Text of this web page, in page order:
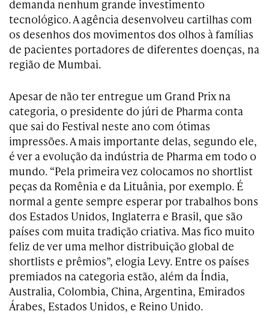
demanda nenhum grande investimento
tecnológico. A agência desenvolveu cartilhas com
os desenhos dos movimentos dos olhos à famílias
de pacientes portadores de diferentes doenças, na
região de Mumbai.
Apesar de não ter entregue um Grand Prix na
categoria, o presidente do júri de Pharma conta
que sai do Festival neste ano com ótimas
impressões. A mais importante delas, segundo ele,
é ver a evolução da indústria de Pharma em todo o
mundo. “Pela primeira vez colocamos no shortlist
peças da Romênia e da Lituânia, por exemplo. É
normal a gente sempre esperar por trabalhos bons
dos Estados Unidos, Inglaterra e Brasil, que são
países com muita tradição criativa. Mas fico muito
feliz de ver uma melhor distribuição global de
shortlists e prêmios”, elogia Levy. Entre os países
premiados na categoria estão, além da Índia,
Australia, Colombia, China, Argentina, Emirados
Árabes, Estados Unidos, e Reino Unido.